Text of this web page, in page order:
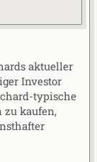
aktueller
Investor
typische
kaufen,